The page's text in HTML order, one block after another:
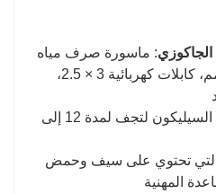
الجاكوزي: ماسورة صرف مياه
الصرف الصحي مقاس 50 مم، كابلات كهربائية 3 × 2.5،
: اترك مادة السيليكون لتجف لمدة 12 إلى
التي تحتوي على سيف وحمض
المهنية